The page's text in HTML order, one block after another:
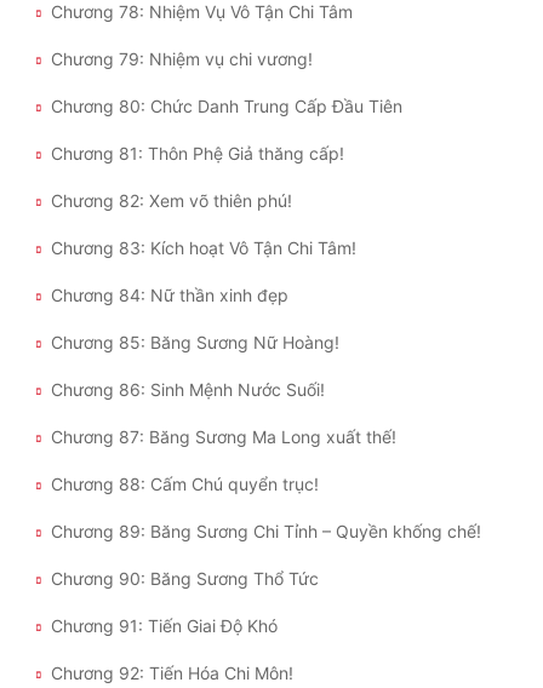
Chương 78: Nhiệm Vụ Vô Tận Chi Tâm
Chương 79: Nhiệm vụ chi vương!
Chương 80: Chức Danh Trung Cấp Đầu Tiên
Chương 81: Thôn Phệ Giả thăng cấp!
Chương 82: Xem võ thiên phú!
Chương 83: Kích hoạt Vô Tận Chi Tâm!
Chương 84: Nữ thần xinh đẹp
Chương 85: Băng Sương Nữ Hoàng!
Chương 86: Sinh Mệnh Nước Suối!
Chương 87: Băng Sương Ma Long xuất thế!
Chương 88: Cấm Chú quyển trục!
Chương 89: Băng Sương Chi Tỉnh – Quyền khống chế!
Chương 90: Băng Sương Thổ Tức
Chương 91: Tiến Giai Độ Khó
Chương 92: Tiến Hóa Chi Môn!